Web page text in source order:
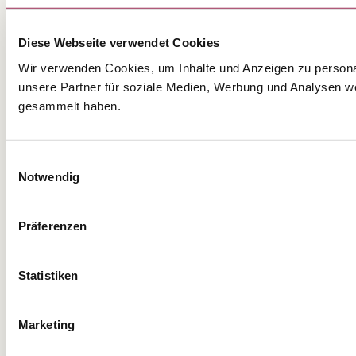
Diese Webseite verwendet Cookies
Wir verwenden Cookies, um Inhalte und Anzeigen zu
unsere Partner für soziale Medien, Werbung und Analysen
gesammelt haben.
Notwendig
Präferenzen
Statistiken
Marketing